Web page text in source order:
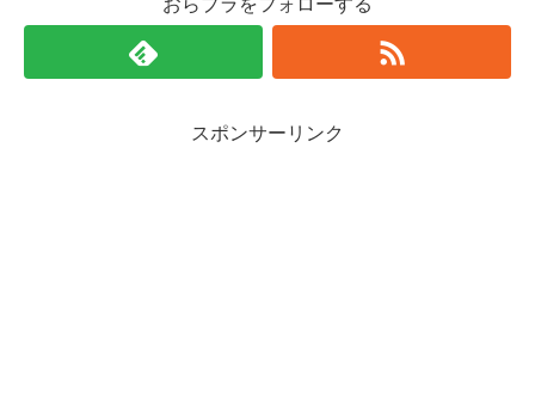
おらプラをフォローする
スポンサーリンク